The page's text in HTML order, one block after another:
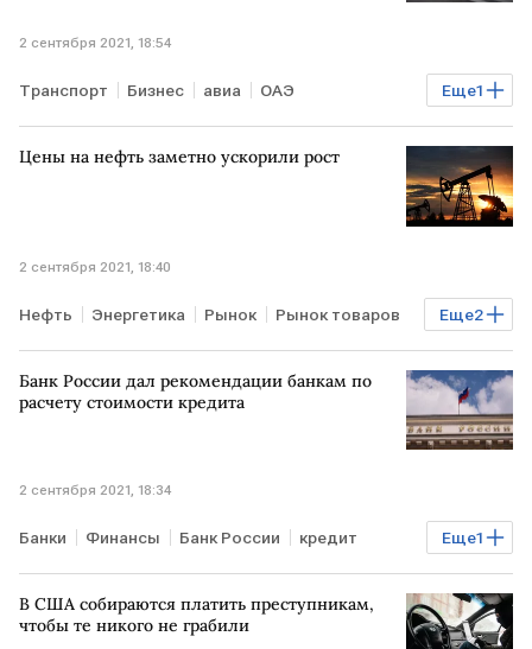
2 сентября 2021, 18:54
Еще1
Транспорт Бизнес авиа ОАЭ
ФИНЛЯНДИЯ ГЕРМАНИЯ
Цены на нефть заметно ускорили рост
2 сентября 2021, 18:40
Еще2
Нефть Энергетика Рынок Рынок товаров
Торги биржи
Банк России дал рекомендации банкам по
расчету стоимости кредита
2 сентября 2021, 18:34
Еще1
Банки Финансы Банк России кредит
ставка
В США собираются платить преступникам,
чтобы те никого не грабили